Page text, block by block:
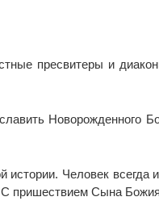
пресвитеры и
Новорожденного
Человек
пришествием Сына